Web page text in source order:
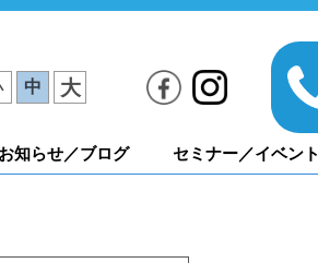
中 大
お知らせ／ブログ セミナー／イベント